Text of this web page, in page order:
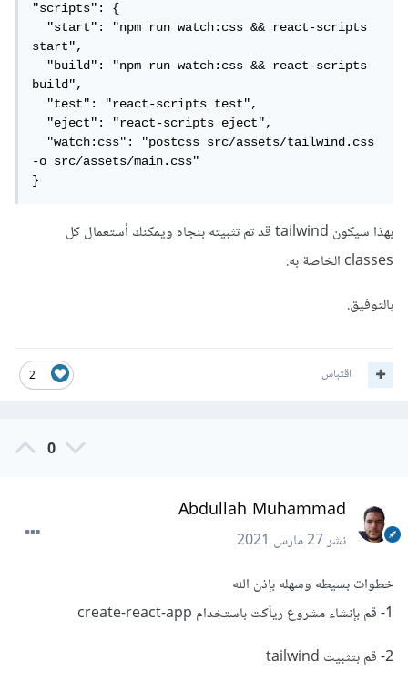
"scripts": {
  "start": "npm run watch:css && react-scripts
start",
  "build": "npm run watch:css && react-scripts
build",
  "test": "react-scripts test",
  "eject": "react-scripts eject",
  "watch:css": "postcss src/assets/tailwind.css
-o src/assets/main.css"
}
بهذا سيكون tailwind قد تم تثبيته بنجاه ويمكنك أستعمال كل
classes الخاصة به.
بالتوفيق.
2 اقتباس
0
Abdullah Muhammad
نشر27 مارس 2021
خطوات بسيطه وسهله بإذن الله
1- قم بإنشاء مشروع ريأكت باستخدام create-react-app
2- قم بتثبيت tailwind